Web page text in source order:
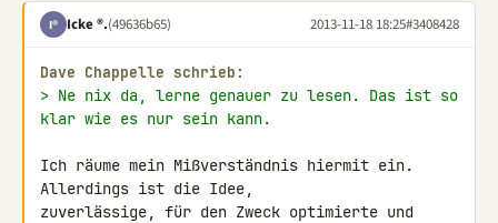
I® Icke ®.(49636b65) 2013-11-18 18:25#3408428
Dave Chappelle schrieb:
> Ne nix da, lerne genauer zu lesen. Das ist so
klar wie es nur sein kann.
Ich räume mein Mißverständnis hiermit ein.
Allerdings ist die Idee,
zuverlässige, für den Zweck optimierte und